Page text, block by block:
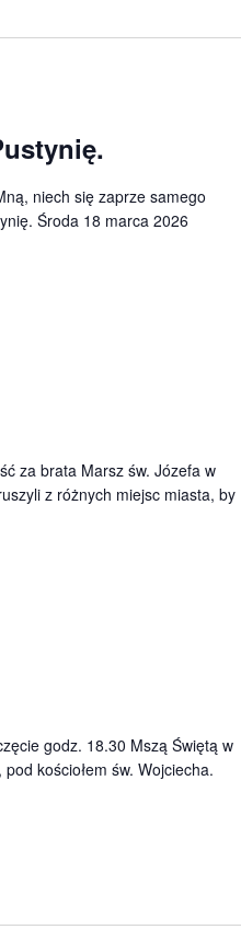
niech się zaprze samego
Środa 18 marca 2026
za brata Marsz św. Józefa w
z różnych miejsc miasta, by
godz. 18.30 Mszą Świętą w
kościołem św. Wojciecha.